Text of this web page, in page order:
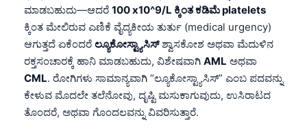
ಮಾಡಬಹುದು—ಆದರೆ 100 x10^9/L ಕ್ಕಿಂತ ಕಡಿಮೆ platelets
ಕ್ಕಿಂತ ಮೇಲಿರುವ ಎಣಿಕೆ ವೈದ್ಯಕೀಯ ತುರ್ತು (medical urgency)
ಆಗುತ್ತದೆ ಏಕೆಂದರೆ ಲ್ಯೂಕೋಸ್ಟ್ಯಾಸಿಸ್ಶ್ವಾಸಕೋಶ ಅಥವಾ ಮೆದುಳಿನ
ರಕ್ತಸಂಚಾರಕ್ಕೆ ಹಾನಿ ಮಾಡಬಹುದು, ವಿಶೇಷವಾಗಿ AML ಅಥವಾ
CML. ರೋಗಿಗಳು ಸಾಮಾನ್ಯವಾಗಿ “ಲ್ಯೂಕೋಸ್ಟ್ಯಾಸಿಸ್” ಎಂಬ ಪದವನ್ನು
ಕೇಳುವ ಮೊದಲೇ ತಲೆನೋವು, ದೃಷ್ಟಿ ಮಸುಕಾಗುವುದು, ಉಸಿರಾಟದ
ತೊಂದರೆ, ಅಥವಾ ಗೊಂದಲವನ್ನು ವಿವರಿಸುತ್ತಾರೆ.